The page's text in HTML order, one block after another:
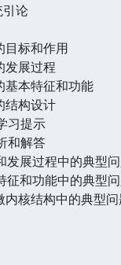
论
目标和作用
发展过程
基本特征和功能
结构设计
习提示
和解答
发展过程中的典型
征和功能中的典型
内核结构中的典型